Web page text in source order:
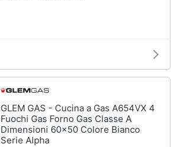
GLEM GAS - Cucina a Gas A654VX 4
Fuochi Gas Forno Gas Classe A
Dimensioni 60x50 Colore Bianco
Serie Alpha